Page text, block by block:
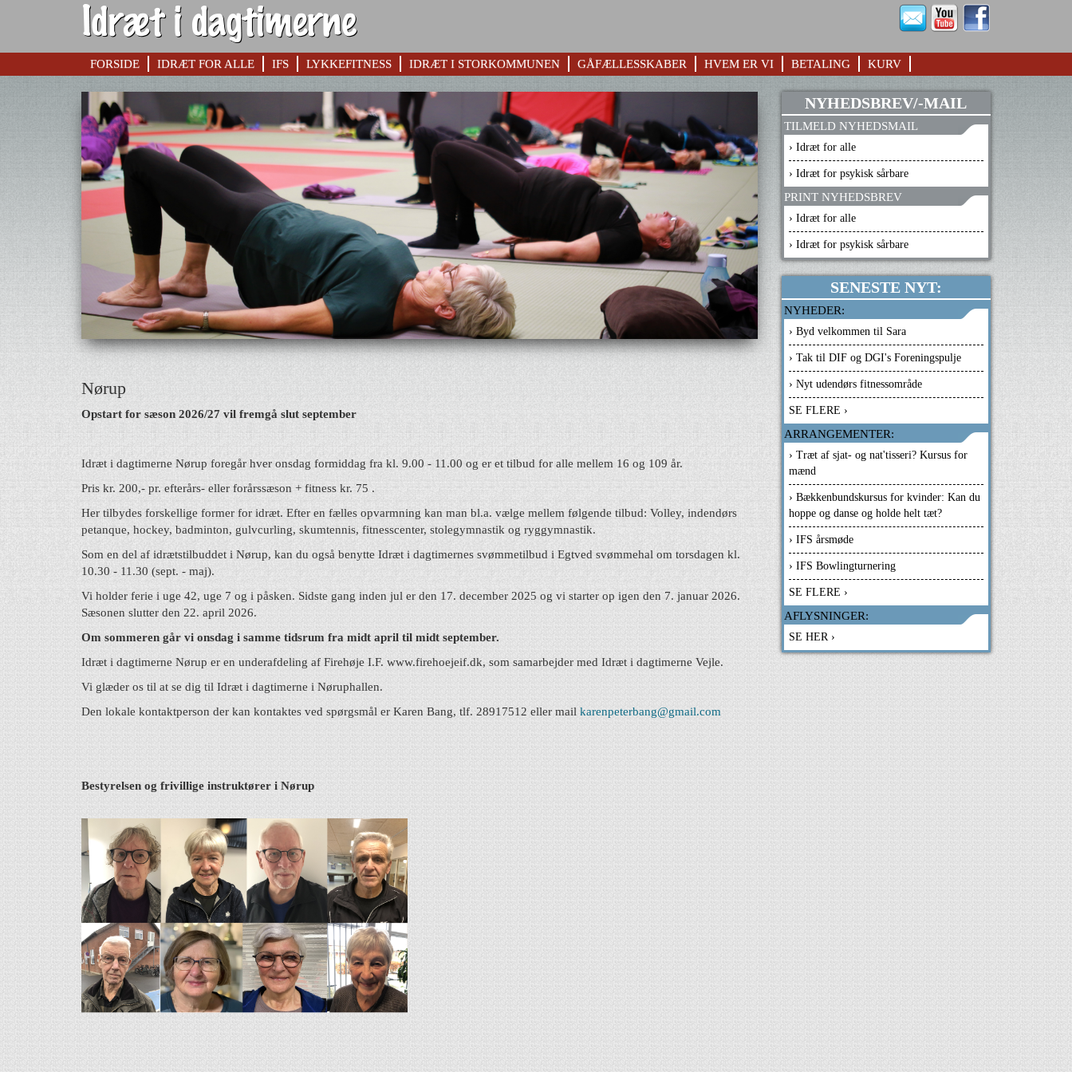
FORSIDE IDRÆT FOR ALLE IFS LYKKEFITNESS IDRÆT I STORKOMMUNEN GÅFÆLLESSKABER HVEM ER VI BETALING KURV
Nørup
Opstart for sæson 2026/27 vil fremgå slut september
Idræt i dagtimerne Nørup foregår hver onsdag formiddag fra kl. 9.00 - 11.00 og er et tilbud for alle mellem 16 og 109 år.
Pris kr. 200,- pr. efterårs- eller forårssæson + fitness kr. 75 .
Her tilbydes forskellige former for idræt. Efter en fælles opvarmning kan man bl.a. vælge mellem følgende tilbud: Volley, indendørs
petanque, hockey, badminton, gulvcurling, skumtennis, fitnesscenter, stolegymnastik og ryggymnastik.
Som en del af idrætstilbuddet i Nørup, kan du også benytte Idræt i dagtimernes svømmetilbud i Egtved svømmehal om torsdagen kl.
10.30 - 11.30 (sept. - maj).
Vi holder ferie i uge 42, uge 7 og i påsken. Sidste gang inden jul er den 17. december 2025 og vi starter op igen den 7. januar 2026.
Sæsonen slutter den 22. april 2026.
Om sommeren går vi onsdag i samme tidsrum fra midt april til midt september.
Idræt i dagtimerne Nørup er en underafdeling af Firehøje I.F. www.firehoejeif.dk, som samarbejder med Idræt i dagtimerne Vejle.
Vi glæder os til at se dig til Idræt i dagtimerne i Nøruphallen.
Den lokale kontaktperson der kan kontaktes ved spørgsmål er Karen Bang, tlf. 28917512 eller mail karenpeterbang@gmail.com
Bestyrelsen og frivillige instruktører i Nørup
NYHEDSBREV/-MAIL
TILMELD NYHEDSMAIL
› Idræt for alle
› Idræt for psykisk sårbare
PRINT NYHEDSBREV
› Idræt for alle
› Idræt for psykisk sårbare
SENESTE NYT:
NYHEDER:
› Byd velkommen til Sara
› Tak til DIF og DGI's Foreningspulje
› Nyt udendørs fitnessområde
SE FLERE ›
ARRANGEMENTER:
› Træt af sjat- og nat'tisseri? Kursus for
mænd
› Bækkenbundskursus for kvinder: Kan du
hoppe og danse og holde helt tæt?
› IFS årsmøde
› IFS Bowlingturnering
SE FLERE ›
AFLYSNINGER:
SE HER ›